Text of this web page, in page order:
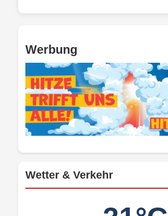
Werbung
Wetter & Verkehr